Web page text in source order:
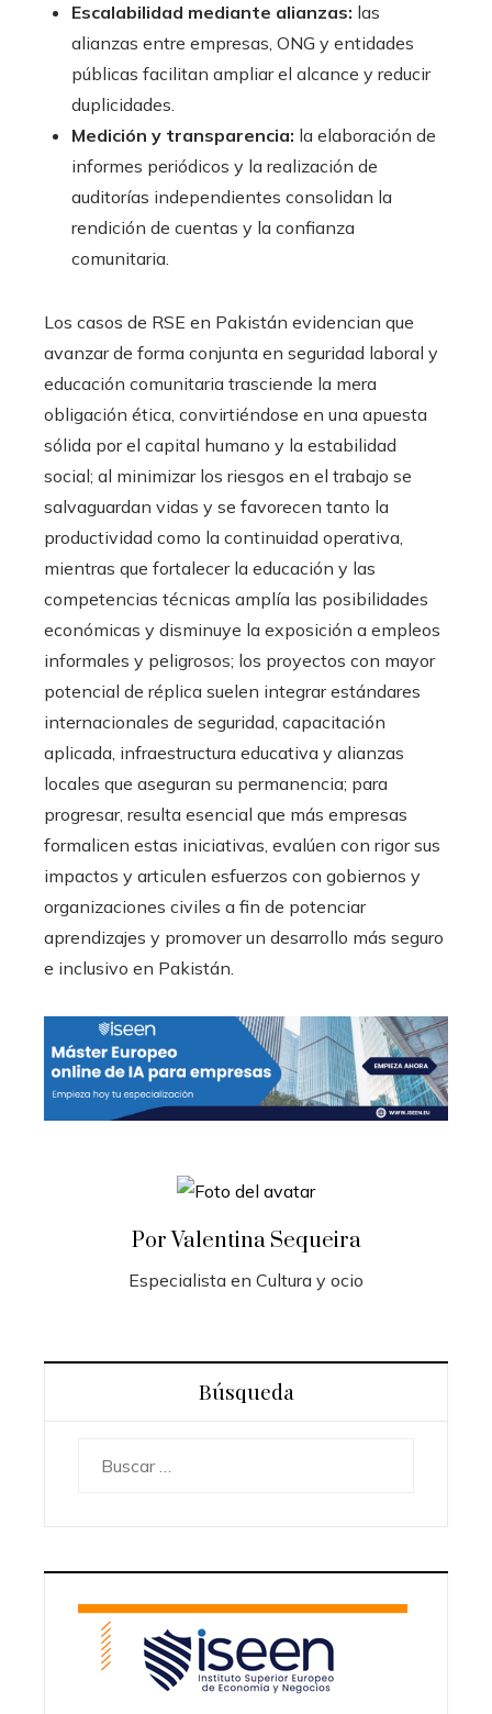
Escalabilidad mediante alianzas: las
alianzas entre empresas, ONG y entidades
públicas facilitan ampliar el alcance y reducir
duplicidades.
Medición y transparencia: la elaboración de
informes periódicos y la realización de
auditorías independientes consolidan la
rendición de cuentas y la confianza
comunitaria.
Los casos de RSE en Pakistán evidencian que
avanzar de forma conjunta en seguridad laboral y
educación comunitaria trasciende la mera
obligación ética, convirtiéndose en una apuesta
sólida por el capital humano y la estabilidad
social; al minimizar los riesgos en el trabajo se
salvaguardan vidas y se favorecen tanto la
productividad como la continuidad operativa,
mientras que fortalecer la educación y las
competencias técnicas amplía las posibilidades
económicas y disminuye la exposición a empleos
informales y peligrosos; los proyectos con mayor
potencial de réplica suelen integrar estándares
internacionales de seguridad, capacitación
aplicada, infraestructura educativa y alianzas
locales que aseguran su permanencia; para
progresar, resulta esencial que más empresas
formalicen estas iniciativas, evalúen con rigor sus
impactos y articulen esfuerzos con gobiernos y
organizaciones civiles a fin de potenciar
aprendizajes y promover un desarrollo más seguro
e inclusivo en Pakistán.
Por Valentina Sequeira
Especialista en Cultura y ocio
Búsqueda